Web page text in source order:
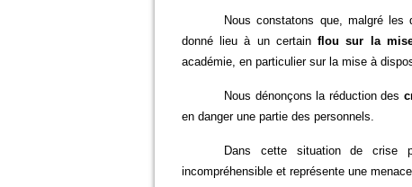
Nous constatons que, malgré les
donné lieu à un certainflou sur la
académie, en particulier sur la mise à
Nous dénonçons la réduction des
en danger une partie des personnels.
Dans cette situation de crise
incompréhensible et représente une